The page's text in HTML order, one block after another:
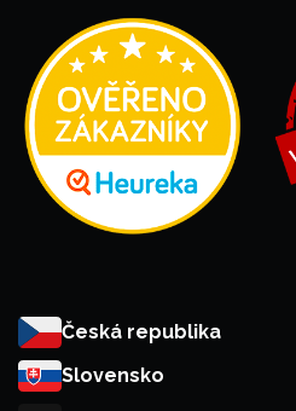
Česká republika
Slovensko